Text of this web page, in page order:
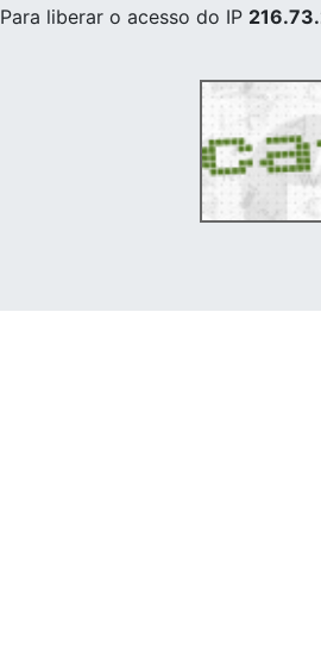
Para liberar o acesso do IP